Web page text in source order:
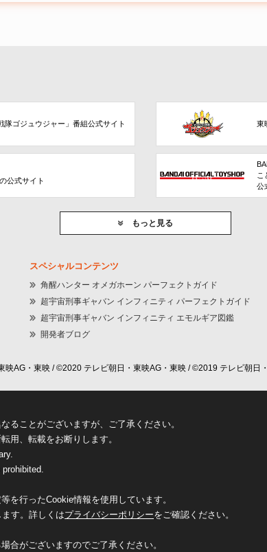
隊ゴジュウジャー」番組公式サイト 東
公式サイト
こ
公
もっと見る
スペシャルコンテンツ
角醒ハンター オメガホーン パーフェクトガイド
超宇宙刑事ギャバン インフィニティ パーフェクトガイド
超宇宙刑事ギャバン インフィニティ エモルギア図鑑
開発者ブログ
AG・東映 / ©2020 テレビ朝日・東映AG・東映 / ©2019 テレビ朝日
ることがございますが、ご了承ください。
用、転載をお断りします。
を行ったCookie情報を使用しています。
す。詳しくはプライバシーポリシーをご確認ください。
合がございますのでご了承ください。